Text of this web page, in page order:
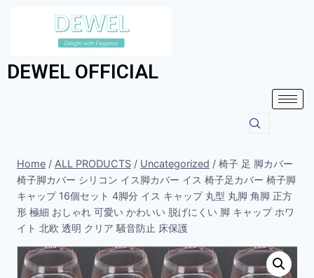
DEWEL OFFICIAL
Home / ALL PRODUCTS / Uncategorized / 椅子 足 脚カバー
椅子脚カバー シリコン イス脚カバー イス 椅子足カバー 椅子脚
キャップ 16個セット 4脚分 イス キャップ 丸型 丸脚 角脚 正方
形 極細 おしゃれ 可愛い かわいい 脱げにくい 脚 キャップ ホワ
イト 北欧 透明 クリア 騒音防止 床保護